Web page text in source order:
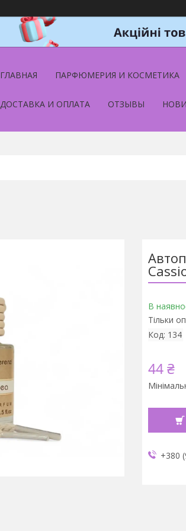
ГЛАВНАЯ ПАРФЮМЕРИЯ И КОСМЕТИКА
ДОСТАВКА И ОПЛАТА ОТЗЫВЫ
В
Тільки
Код: 134
44 ₴
+380